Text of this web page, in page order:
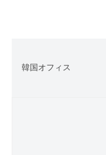
韓国オフィス